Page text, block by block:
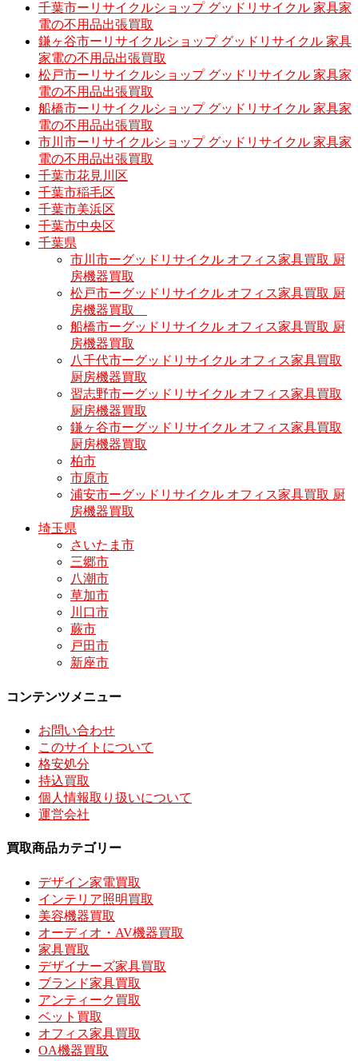
千葉市ーリサイクルショップ グッドリサイクル 家具家
電の不用品出張買取
鎌ヶ谷市ーリサイクルショップ グッドリサイクル 家具
家電の不用品出張買取
松戸市ーリサイクルショップ グッドリサイクル 家具家
電の不用品出張買取
船橋市ーリサイクルショップ グッドリサイクル 家具家
電の不用品出張買取
市川市ーリサイクルショップ グッドリサイクル 家具家
電の不用品出張買取
千葉市花見川区
千葉市稲毛区
千葉市美浜区
千葉市中央区
千葉県
市川市ーグッドリサイクル オフィス家具買取 厨
房機器買取
松戸市ーグッドリサイクル オフィス家具買取 厨
房機器買取
船橋市ーグッドリサイクル オフィス家具買取 厨
房機器買取
八千代市ーグッドリサイクル オフィス家具買取
厨房機器買取
習志野市ーグッドリサイクル オフィス家具買取
厨房機器買取
鎌ヶ谷市ーグッドリサイクル オフィス家具買取
厨房機器買取
柏市
市原市
浦安市ーグッドリサイクル オフィス家具買取 厨
房機器買取
埼玉県
さいたま市
三郷市
八潮市
草加市
川口市
蕨市
戸田市
新座市
コンテンツメニュー
お問い合わせ
このサイトについて
格安処分
持込買取
個人情報取り扱いについて
運営会社
買取商品カテゴリー
デザイン家電買取
インテリア照明買取
美容機器買取
オーディオ・AV機器買取
家具買取
デザイナーズ家具買取
ブランド家具買取
アンティーク買取
ベット買取
オフィス家具買取
OA機器買取